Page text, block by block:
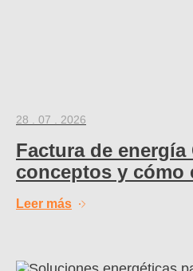
28 . 07 . 2026
Factura de energía
conceptos y cómo
Leer más